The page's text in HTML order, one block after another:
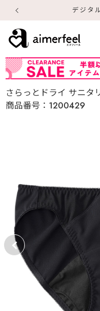
デジタ
さらっとドライ サニタ
商品番号： 1200429